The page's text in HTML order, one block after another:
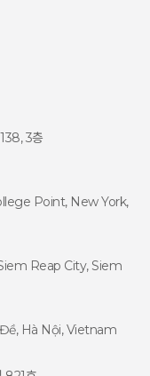
3층
Point, New York,
Reap City, Siem
Hà Nội, Vietnam